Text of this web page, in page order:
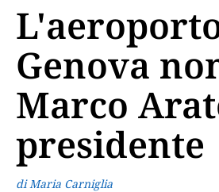
Genova
Marco
presidente
di Maria Carniglia